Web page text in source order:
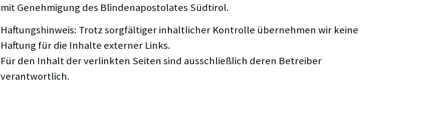
mit Genehmigung des Blindenapostolates Südtirol.
Haftungshinweis: Trotz sorgfältiger inhaltlicher Kontrolle übernehmen wir keine
Haftung für die Inhalte externer Links.
Für den Inhalt der verlinkten Seiten sind ausschließlich deren Betreiber
verantwortlich.